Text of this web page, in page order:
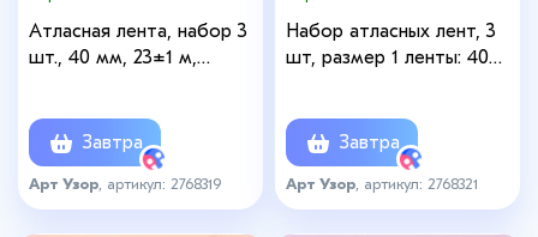
Атласная лента, набор 3
шт., 40 мм, 23±1 м,
Завтра
Арт Узор , артикул: 2768319
Набор атласных лент, 3
шт, размер 1 ленты: 40
Завтра
Арт Узор , артикул: 2768321